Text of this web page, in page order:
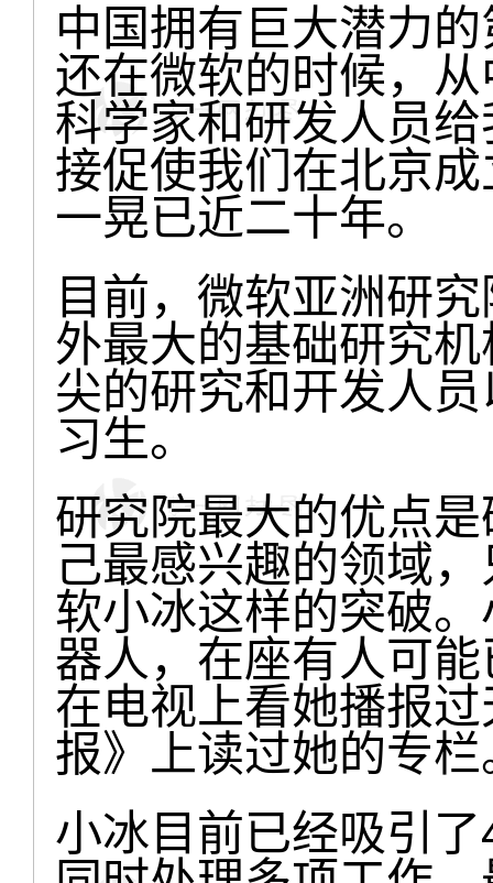
中国拥有巨大潜力
还在微软的时候，
科学家和研发人员
接促使我们在北京
一晃已近二十年。
目前，微软亚洲研
外最大的基础研究
尖的研究和开发人
习生。
研究院最大的优点
己最感兴趣的领域
软小冰这样的突破
器人，在座有人可
在电视上看她播报
报》上读过她的专栏
小冰目前已经吸引